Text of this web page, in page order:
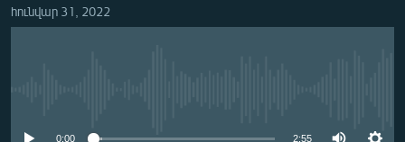
ՏՆՏԵՍՈՒԹՅՈՒՆ
հունվար 31, 2022
0:00 2:55